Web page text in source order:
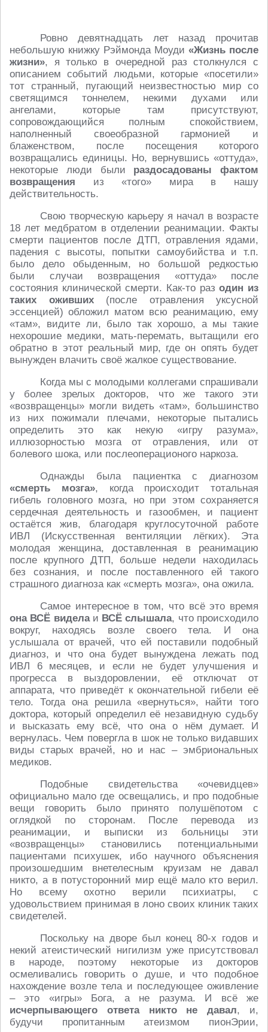
Ровно девятнадцать лет назад прочитав
небольшую книжку Рэймонда Моуди «Жизнь после
жизни», я только в очередной раз столкнулся с
описанием событий людьми, которые «посетили»
тот странный, пугающий неизвестностью мир со
светящимся тоннелем, некими духами или
ангелами, которые там присутствуют,
сопровождающийся полным спокойствием,
наполненный своеобразной гармонией и
блаженством, после посещения которого
возвращались единицы. Но, вернувшись «оттуда»,
некоторые люди были раздосадованы фактом
возвращения из «того» мира в нашу
действительность.
Свою творческую карьеру я начал в возрасте
18 лет медбратом в отделении реанимации. Факты
смерти пациентов после ДТП, отравления ядами,
падения с высоты, попытки самоубийства и т.п.
было дело обыденным, но большой редкостью
были случаи возвращения «оттуда» после
состояния клинической смерти. Как-то разодин из
таких оживших(после отравления уксусной
эссенцией) обложил матом всю реанимацию, ему
«там», видите ли, было так хорошо, а мы такие
нехорошие медики, мать-перемать, вытащили его
обратно в этот реальный мир, где он опять будет
вынужден влачить своё жалкое существование.
Когда мы с молодыми коллегами спрашивали
у более зрелых докторов, что же такого эти
«возвращенцы» могли видеть «там», большинство
из них пожимали плечами, некоторые пытались
определить это как некую «игру разума»,
иллюзорностью мозга от отравления, или от
болевого шока, или послеоперационого наркоза.
Однажды была пациентка с диагнозом
«смерть мозга», когда происходит тотальная
гибель головного мозга, но при этом сохраняется
сердечная деятельность и газообмен, и пациент
остаётся жив, благодаря круглосуточной работе
ИВЛ (Искусственная вентиляции лёгких). Эта
молодая женщина, доставленная в реанимацию
после крупного ДТП, больше недели находилась
без сознания, и после поставленного ей такого
страшного диагноза как «смерть мозга», она ожила.
Самое интересное в том, что всё это время
она ВСЁ виделаи ВСЁ слышала, что происходило
вокруг, находясь возле своего тела. И она
услышала от врачей, что ей поставили подобный
диагноз, и что она будет вынуждена лежать под
ИВЛ 6 месяцев, и если не будет улучшения и
прогресса в выздоровлении, её отключат от
аппарата, что приведёт к окончательной гибели её
тело. Тогда она решила «вернуться», найти того
доктора, который определил её незавидную судьбу
и высказать ему всё, что она о нём думает. И
вернулась. Чем повергла в шок не только видавших
виды старых врачей, но и нас – эмбриональных
медиков.
Подобные свидетельства «очевидцев»
официально мало где освещались, и про подобные
вещи говорить было принято полушёпотом с
оглядкой по сторонам. После перевода из
реанимации, и выписки из больницы эти
«возвращенцы» становились потенциальными
пациентами психушек, ибо научного объяснения
произошедшим внетелесным круизам не давал
никто, а в потусторонний мир ещё мало кто верил.
Но всему охотно верили психиатры, с
удовольствием принимая в лоно своих клиник таких
свидетелей.
Поскольку на дворе был конец 80-х годов и
некий атеистический нигилизм уже присутствовал
в народе, поэтому некоторые из докторов
осмеливались говорить о душе, и что подобное
нахождение возле тела и последующее оживление
– это «игры» Бога, а не разума. И всё же
исчерпывающего ответа никто не давал, и,
будучи пропитанным атеизмом пионЭрии,